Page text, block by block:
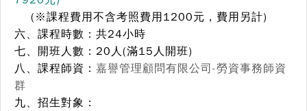
(※課程費用不含考照費用1200元，費用另計)
六、課程時數： 共24小時
七、開班人數： 20人(滿15人開班)
八、課程師資： 嘉譽管理顧問有限公司-勞資事務師資
群
九、招生對象：